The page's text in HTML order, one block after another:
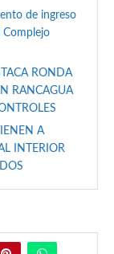
de ingreso
Complejo
RONDA
RANCAGUA
A
INTERIOR